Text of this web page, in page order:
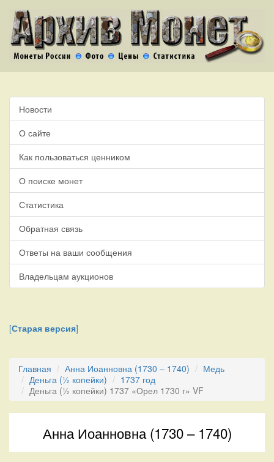
Новости
О сайте
Как пользоваться ценником
О поиске монет
Статистика
Обратная связь
Ответы на ваши сообщения
Владельцам аукционов
[Старая версия]
Главная Анна Иоанновна (1730 – 1740)
Медь
Деньга (½ копейки)
1737 год
Деньга (½ копейки) 1737 «Орел 1730 г» VF
Анна Иоанновна (1730 – 1740)